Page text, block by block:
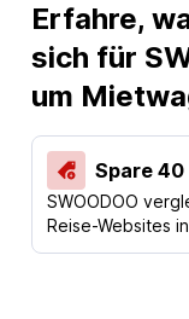
Erfahre,
sich für
um
Spare 40
SWOODOO
Reise-Websites